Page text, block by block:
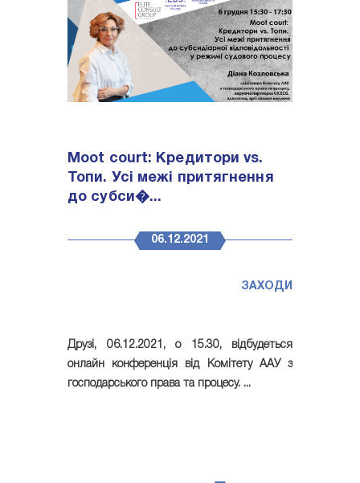
Moot court: Кредитори vs.
Топи. Усі межі притягнення
до субси�...
06.12.2021
ЗАХОДИ
Друзі, 06.12.2021 , о 15.30, відбудеться
онлайн конференція від Комітету ААУ з
господарського права та процесу. ...